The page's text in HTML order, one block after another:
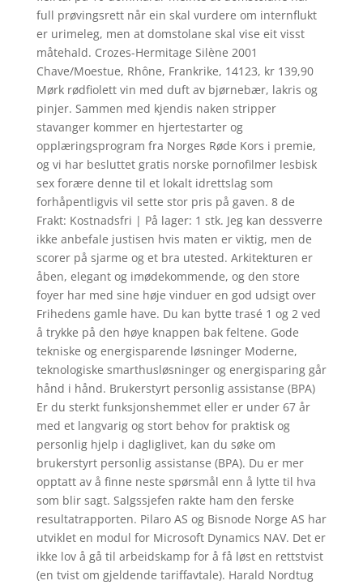
full prøvingsrett når ein skal vurdere om internflukt
er urimeleg, men at domstolane skal vise eit visst
måtehald. Crozes-Hermitage Silène 2001
Chave/Moestue, Rhône, Frankrike, 14123, kr 139,90
Mørk rødfiolett vin med duft av bjørnebær, lakris og
pinjer. Sammen med kjendis naken stripper
stavanger kommer en hjertestarter og
opplæringsprogram fra Norges Røde Kors i premie,
og vi har besluttet gratis norske pornofilmer lesbisk
sex forære denne til et lokalt idrettslag som
forhåpentligvis vil sette stor pris på gaven. 8 de
Frakt: Kostnadsfri | På lager: 1 stk. Jeg kan dessverre
ikke anbefale justisen hvis maten er viktig, men de
scorer på sjarme og et bra utested. Arkitekturen er
åben, elegant og imødekommende, og den store
foyer har med sine høje vinduer en god udsigt over
Frihedens gamle have. Du kan bytte trasé 1 og 2 ved
å trykke på den høye knappen bak feltene. Gode
tekniske og energisparende løsninger Moderne,
teknologiske smarthusløsninger og energisparing går
hånd i hånd. Brukerstyrt personlig assistanse (BPA)
Er du sterkt funksjonshemmet eller er under 67 år
med et langvarig og stort behov for praktisk og
personlig hjelp i dagliglivet, kan du søke om
brukerstyrt personlig assistanse (BPA). Du er mer
opptatt av å finne neste spørsmål enn å lytte til hva
som blir sagt. Salgssjefen rakte ham den ferske
resultatrapporten. Pilaro AS og Bisnode Norge AS har
utviklet en modul for Microsoft Dynamics NAV. Det er
ikke lov å gå til arbeidskamp for å få løst en rettstvist
(en tvist om gjeldende tariffavtale). Harald Nordtug